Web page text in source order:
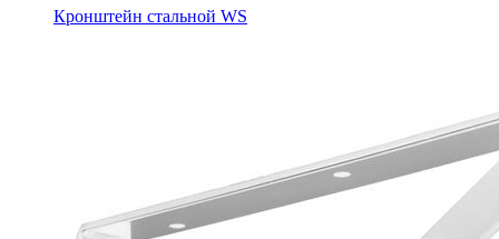
Кронштейн стальной WS